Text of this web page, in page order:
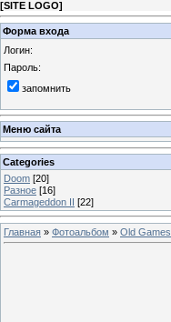
[SITE LOGO]
Форма входа
Логин:
Пароль:
запомнить
Меню сайта
Categories
Doom [20]
Разное [16]
Carmageddon II [22]
Главная » Фотоальбом » Old Games